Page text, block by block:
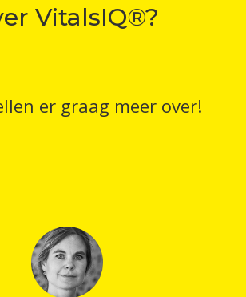
VitalsIQ®?
er graag meer over!